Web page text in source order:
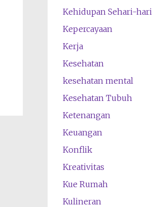
Kehidupan Sehari-hari
Kepercayaan
Kerja
Kesehatan
kesehatan mental
Kesehatan Tubuh
Ketenangan
Keuangan
Konflik
Kreativitas
Kue Rumah
Kulineran